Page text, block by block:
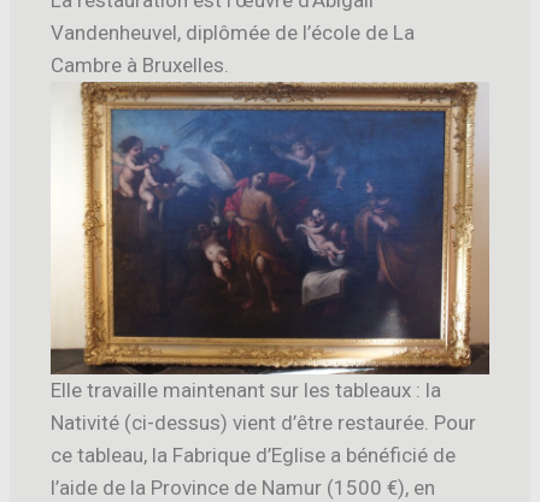
Vandenheuvel, diplômée de l’école de La
Cambre à Bruxelles.
Elle travaille maintenant sur les tableaux : la
Nativité (ci-dessus) vient d’être restaurée. Pour
ce tableau, la Fabrique d’Eglise a bénéficié de
l’aide de la Province de Namur (1500 €), en